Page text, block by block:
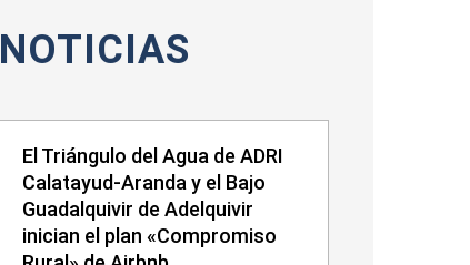
NOTICIAS
El Triángulo del Agua de ADRI
Calatayud-Aranda y el Bajo
Guadalquivir de Adelquivir
inician el plan «Compromiso